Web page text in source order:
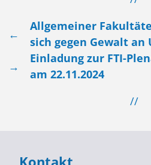
←
Allgemeiner
sich gegen Gewalt
Einladung zur FTI-
am 22.11.2024
→
//